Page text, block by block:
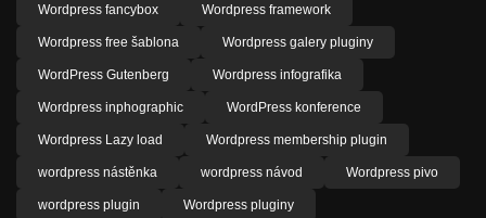
Wordpress fancybox Wordpress framework
Wordpress free šablona Wordpress galery pluginy
WordPress Gutenberg Wordpress infografika
Wordpress inphographic WordPress konference
Wordpress Lazy load Wordpress membership plugin
wordpress nástěnka wordpress návod Wordpress pivo
wordpress plugin Wordpress pluginy